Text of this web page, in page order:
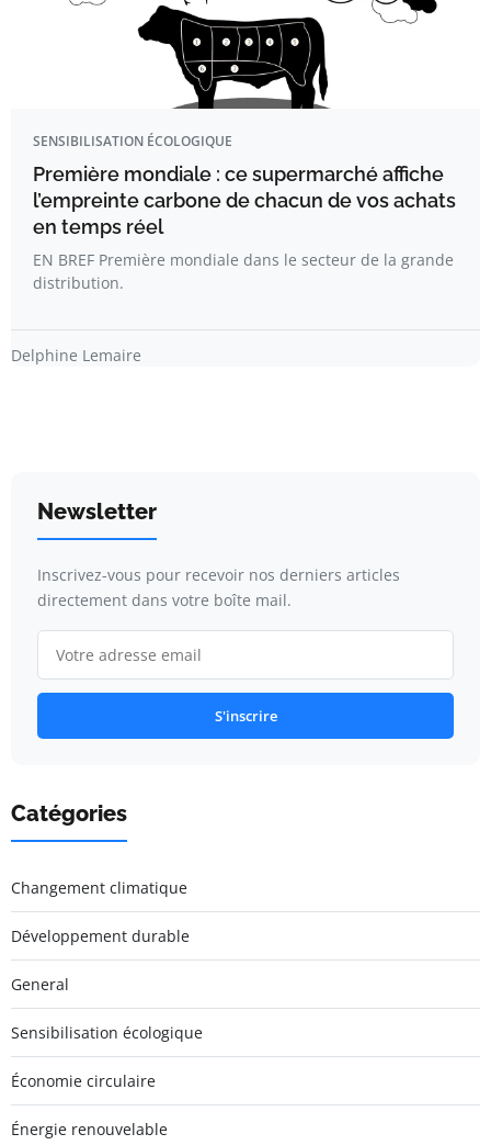
SENSIBILISATION ÉCOLOGIQUE
Première mondiale : ce supermarché affiche
l’empreinte carbone de chacun de vos achats
en temps réel
EN BREF Première mondiale dans le secteur de la grande
distribution.
Delphine Lemaire
Newsletter
Inscrivez-vous pour recevoir nos derniers articles
directement dans votre boîte mail.
S'inscrire
Catégories
Changement climatique
Développement durable
General
Sensibilisation écologique
Économie circulaire
Énergie renouvelable